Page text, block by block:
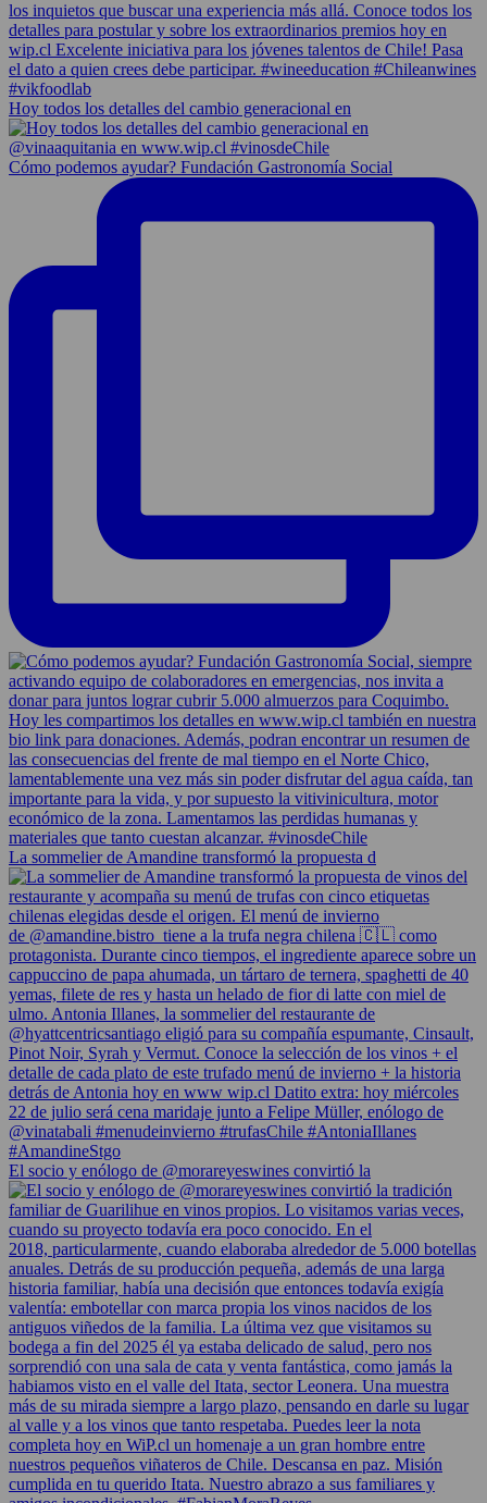
Hoy todos los detalles del cambio generacional en
Cómo podemos ayudar? Fundación Gastronomía Social
La sommelier de Amandine transformó la propuesta d
El socio y enólogo de @morareyeswines convirtió la